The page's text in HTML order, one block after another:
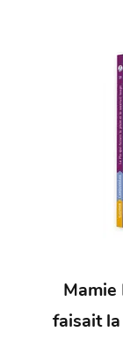
Mamie
faisait